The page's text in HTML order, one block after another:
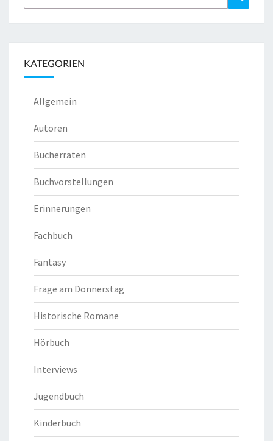
nach:
KATEGORIEN
Allgemein
Autoren
Bücherraten
Buchvorstellungen
Erinnerungen
Fachbuch
Fantasy
Frage am Donnerstag
Historische Romane
Hörbuch
Interviews
Jugendbuch
Kinderbuch